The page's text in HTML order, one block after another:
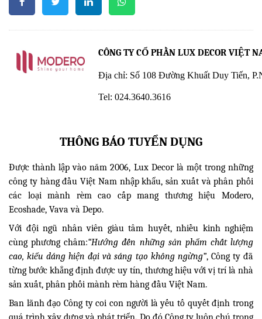
CÔNG TY CỔ PHẦN LUX DECOR VIỆT
Địa chỉ: Số 108 Đường Khuất Duy Tiến,
Tel: 024.3640.3616
THÔNG BÁO TUYỂN DỤNG
Được thành lập vào năm 2006, Lux Decor là một trong những
công ty hàng đầu Việt Nam nhập khẩu, sản xuất và phân phối
các loại mành rèm cao cấp mang thương hiệu Modero,
Ecoshade, Vava và Depo.
Với đội ngũ nhân viên giàu tâm huyết, nhiều kinh nghiệm
cùng phương châm:“Hướng đến những sản phẩm chất lượng
cao, kiểu dáng hiện đại và sáng tạo không ngừng”, Công ty đã
từng bước khẳng định được uy tín, thương hiệu với vị trí là nhà
sản xuất, phân phối mành rèm hàng đầu Việt Nam.
Ban lãnh đạo Công ty coi con người là yếu tố quyết định trong